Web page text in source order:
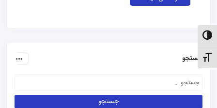
حالت کنتراست بالا
تنظیم اندازهٔ فونت
جستجو